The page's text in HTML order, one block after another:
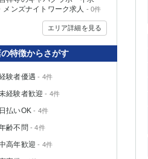
メンズナイトワーク求人 - 0件
エリア詳細を見る
特徴からさがす
験者優遇 - 4件
経験者歓迎 - 4件
日払いOK - 4件
齢不問 - 4件
高年歓迎 - 4件